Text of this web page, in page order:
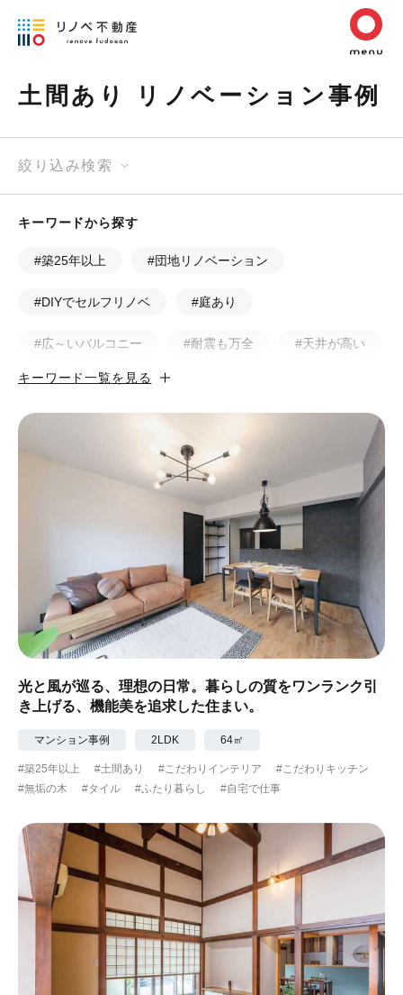
土間あり リノベーション事例
絞り込み検索
キーワードから探す
#築25年以上 #団地リノベーション
#DIYでセルフリノベ #庭あり
#広～いバルコニー #耐震も万全 #天井が高い
#カフェ風 #昭和レトロ
#ハンモック
#ガラスブロック #土間あり
#こだわりキッチン
#自転車収納 #作り付けの家具 #あえて古材
#黒板 #無垢の木 #タイル #壁一面本棚
#ふたり暮らし #子育てに優しい
#眺望最高 #水辺の住まい #緑がいっぱい
#300万円以下
キーワード一覧を見る
光と風が巡る、理想の日常。暮らしの質をワンランク引
き上げる、機能美を追求した住まい。
マンション事例 2LDK 64㎡
#築25年以上 #土間あり #こだわりインテリア
#こだわりキッチン
#無垢の木
#タイル #ふたり暮らし #自宅で仕事